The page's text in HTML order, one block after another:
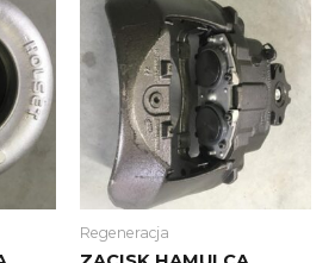
Regeneracja